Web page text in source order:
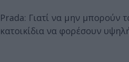
Prada: Γιατί να μην μπορούν
κατοικίδια να φορέσουν